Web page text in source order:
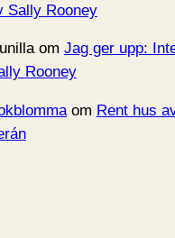
Sally Rooney
om Jag ger upp:
Rooney
om Rent hus